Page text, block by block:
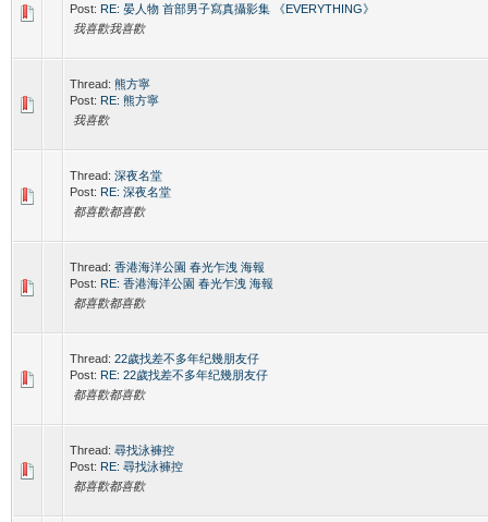
Post: RE: 晏人物 首部男子寫真攝影集 《EVERYTHING》
我喜歡我喜歡
Thread: 熊方寧
Post: RE: 熊方寧
我喜歡
Thread: 深夜名堂
Post: RE: 深夜名堂
都喜歡都喜歡
Thread: 香港海洋公園 春光乍洩 海報
Post: RE: 香港海洋公園 春光乍洩 海報
都喜歡都喜歡
Thread: 22歲找差不多年纪幾朋友仔
Post: RE: 22歲找差不多年纪幾朋友仔
都喜歡都喜歡
Thread: 尋找泳褲控
Post: RE: 尋找泳褲控
都喜歡都喜歡